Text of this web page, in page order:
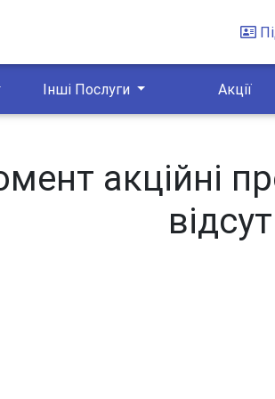
Інші Послуги Акції
акційні